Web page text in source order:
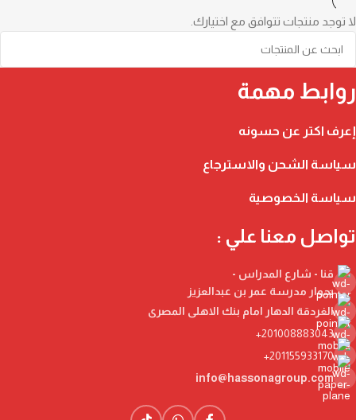
لا توجد منتجات تتوافق مع اختيارك.
روابط مهمة
إعرف اكتر عن حسونه
سياسة الشحن والاسترجاع
سياسة الخصوصية
تواصل معنا علي :
قنا - شارع المدراس -
بجوار مدرسة عمر بن عبدالعزيز
الغردقة الدهار امام بنك الاهلى المصرى
201008883043+
201155933170+
info@hassonagroup.com